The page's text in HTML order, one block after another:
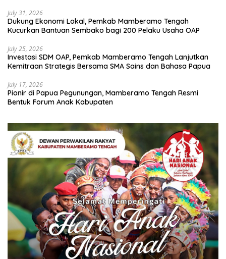
July 31, 2026
Dukung Ekonomi Lokal, Pemkab Mamberamo Tengah
Kucurkan Bantuan Sembako bagi 200 Pelaku Usaha OAP
July 25, 2026
Investasi SDM OAP, Pemkab Mamberamo Tengah Lanjutkan
Kemitraan Strategis Bersama SMA Sains dan Bahasa Papua
July 17, 2026
Pionir di Papua Pegunungan, Mamberamo Tengah Resmi
Bentuk Forum Anak Kabupaten